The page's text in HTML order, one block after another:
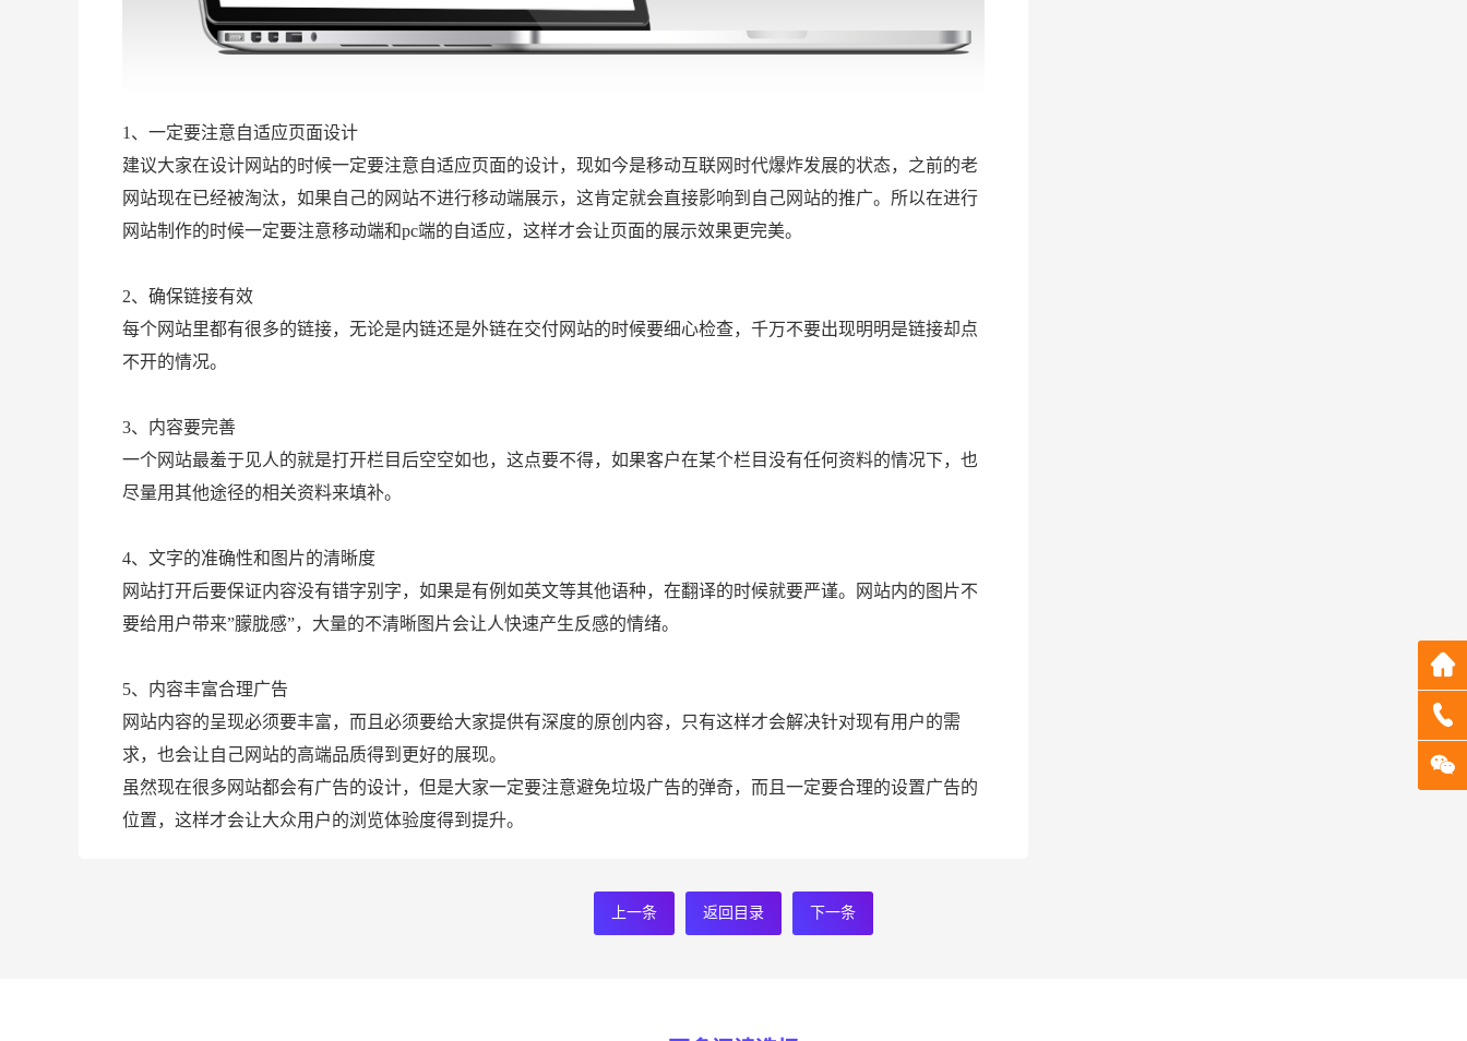
1、一定要注意自适应页面设计
建议大家在设计网站的时候一定要注意自适应页面的设计，现如今是移动互联网时代爆炸发展的状态，之前的老
网站现在已经被淘汰，如果自己的网站不进行移动端展示，这肯定就会直接影响到自己网站的推广。所以在进行
网站制作的时候一定要注意移动端和pc端的自适应，这样才会让页面的展示效果更完美。
2、确保链接有效
每个网站里都有很多的链接，无论是内链还是外链在交付网站的时候要细心检查，千万不要出现明明是链接却点
不开的情况。
3、内容要完善
一个网站最羞于见人的就是打开栏目后空空如也，这点要不得，如果客户在某个栏目没有任何资料的情况下，也
尽量用其他途径的相关资料来填补。
4、文字的准确性和图片的清晰度
网站打开后要保证内容没有错字别字，如果是有例如英文等其他语种，在翻译的时候就要严谨。网站内的图片不
要给用户带来”朦胧感”，大量的不清晰图片会让人快速产生反感的情绪。
5、内容丰富合理广告
网站内容的呈现必须要丰富，而且必须要给大家提供有深度的原创内容，只有这样才会解决针对现有用户的需
求，也会让自己网站的高端品质得到更好的展现。
虽然现在很多网站都会有广告的设计，但是大家一定要注意避免垃圾广告的弹奇，而且一定要合理的设置广告的
位置，这样才会让大众用户的浏览体验度得到提升。
上一条 返回目录 下一条